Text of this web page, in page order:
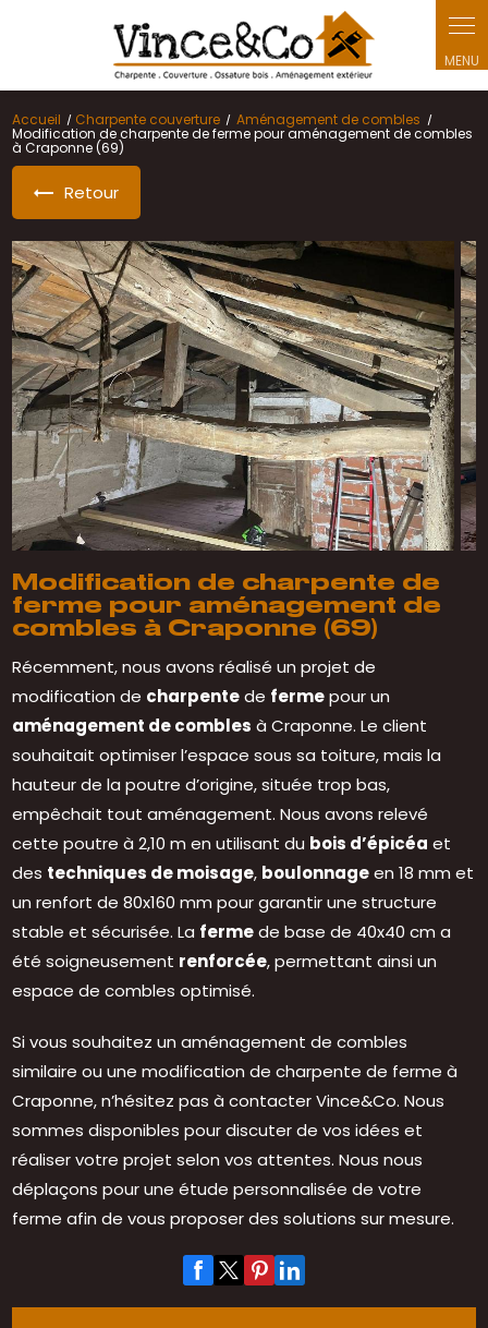
Accueil Charpente couverture Aménagement de combles
Modification de charpente de ferme pour aménagement de combles
à Craponne (69)
Retour
Modification de charpente de
ferme pour aménagement de
combles à Craponne (69)
Récemment, nous avons réalisé un projet de
modification de charpentede fermepour un
aménagement de combles à Craponne. Le client
souhaitait optimiser l’espace sous sa toiture, mais la
hauteur de la poutre d’origine, située trop bas,
empêchait tout aménagement. Nous avons relevé
cette poutre à 2,10 m en utilisant du bois d’épicéa et
des techniques de moisage, boulonnageen 18 mm et
un renfort de 80x160 mm pour garantir une structure
stable et sécurisée. La fermede base de 40x40 cm a
été soigneusement renforcée, permettant ainsi un
espace de combles optimisé.
Si vous souhaitez un aménagement de combles
similaire ou une modification de charpente de ferme à
Craponne, n’hésitez pas à contacter Vince&Co. Nous
sommes disponibles pour discuter de vos idées et
réaliser votre projet selon vos attentes. Nous nous
déplaçons pour une étude personnalisée de votre
ferme afin de vous proposer des solutions sur mesure.